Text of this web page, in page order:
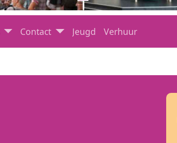
Contact Jeugd Verhuur